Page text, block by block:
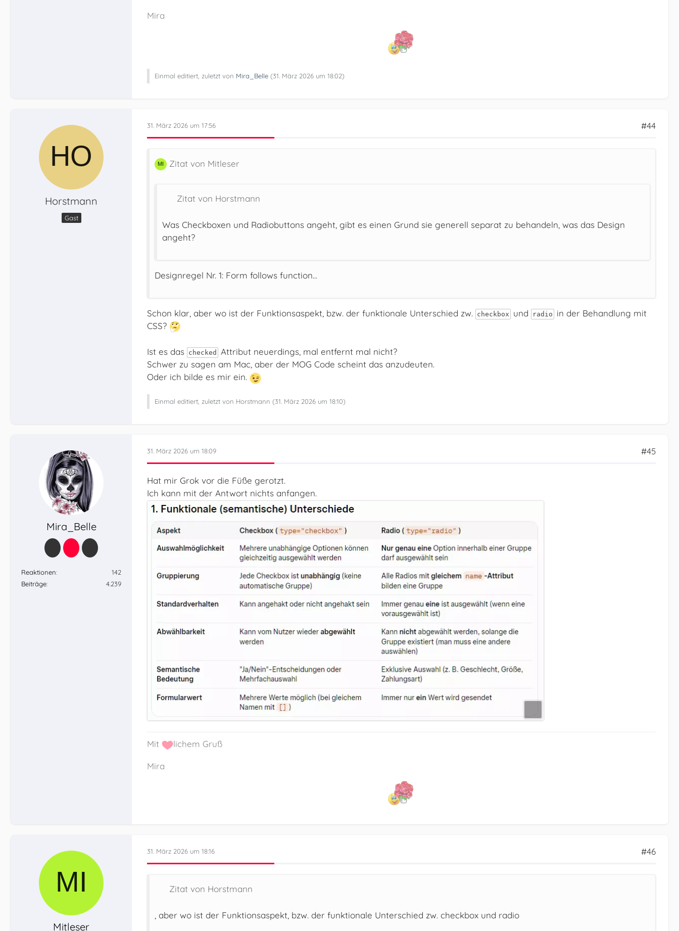
Mira
Einmal editiert, zuletzt von Mira_Belle (31. März 2026 um 18:02)
Horstmann
Gast
31. März 2026 um 17:56 #44
Zitat von Mitleser
Zitat von Horstmann
Was Checkboxen und Radiobuttons angeht, gibt es einen Grund sie generell separat zu behandeln, was das Design
angeht?
Designregel Nr. 1: Form follows function...
Schon klar, aber wo ist der Funktionsaspekt, bzw. der funktionale Unterschied zw. checkbox und radio
in der Behandlung mit
CSS?
Ist es das checked
Attribut neuerdings, mal entfernt mal nicht?
Schwer zu sagen am Mac, aber der MOG Code scheint das anzudeuten.
Oder ich bilde es mir ein.
Einmal editiert, zuletzt von Horstmann (31. März 2026 um 18:10)
Mira_Belle
Reaktionen
142
Beiträge
4.239
31. März 2026 um 18:09 #45
Hat mir Grok vor die Füße gerotzt.
Ich kann mit der Antwort nichts anfangen.
Mit lichem Gruß
Mira
Mitleser
31. März 2026 um 18:16 #46
Zitat von Horstmann
, aber wo ist der Funktionsaspekt, bzw. der funktionale Unterschied zw. checkbox und radio